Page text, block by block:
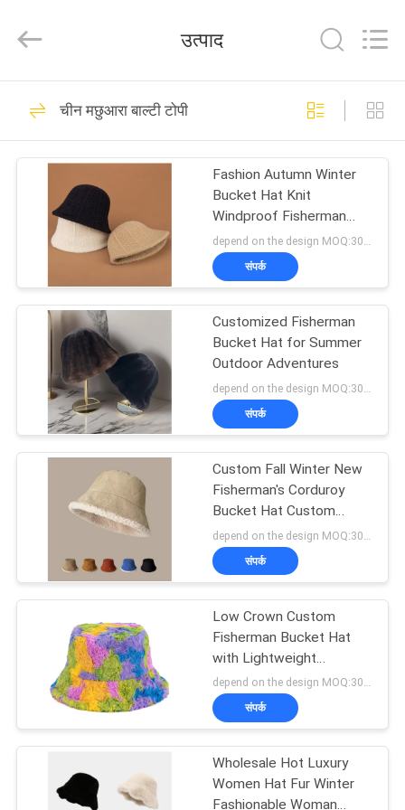
उत्पादों
कारखाना
भ्रमण
गुणवत्ता
नियंत्रण
समाचार
साइटमैप
PRIVACY
Manufacturing
Rights
मुद्रित बेसबॉल कैप्स
104
कशीदाकारी बेसबॉल कैप्स
402
5 पैनल बेसबॉल कैप
124
5 पैनल ट्रक कैप
181
उत्पाद
चीन मछुआरा बाल्टी टोपी
Fashion Autumn Winter
Bucket Hat Knit
Windproof Fisherman
Hats Casual Cold Proof
Panama Cap for Women
depend on the design MOQ:300PCS/STYLE/COLOR/SIZE
संपर्क
Customized Fisherman
Bucket Hat for Summer
Outdoor Adventures
संपर्क
Custom Fall Winter New
Fisherman's Corduroy
Bucket Hat Custom
Thickened Lamb Wool
Japanese Fashion Warm
Street Basin Hat Cap
संपर्क
Low Crown Custom
Fisherman Bucket Hat
with Lightweight
Features and Material
depend on the design MOQ:300PCS/STYLE/COLOR/SIZE
संपर्क
Wholesale Hot Luxury
Women Hat Fur Winter
Fashionable Woman